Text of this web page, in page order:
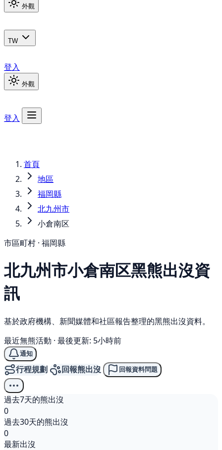
外觀
TW
登入
外觀
登入
首頁
地區
福岡縣
北九州市
小倉南区
市區町村 · 福岡縣
北九州市小倉南区黑熊出沒資
訊
基於政府機構、新聞媒體和社區報告整理的黑熊出沒資料。
最近無熊活動 · 最後更新: 5小時前
通知
行程規劃 回報熊出沒 回報資料問題
過去7天的熊出沒
0
過去30天的熊出沒
0
最新出沒